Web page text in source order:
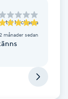
till Michaela
månader sedan